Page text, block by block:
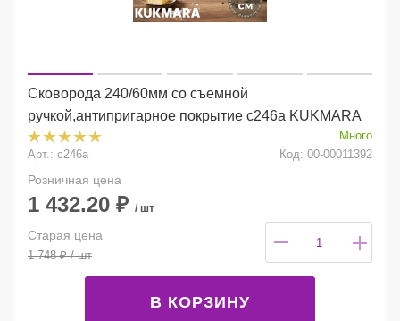
Сковорода 240/60мм со съемной
ручкой,антипригарное покрытие с246а KUKMARA
Много
Арт.: с246а
Код: 00-00011392
Розничная цена
1 432.20 ₽ / шт
Старая цена
1 748₽/ шт
В КОРЗИНУ